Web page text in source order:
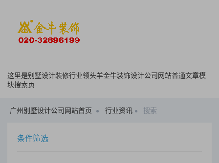
这里是别墅设计装修行业领头羊金牛装饰设计公司网站普通文章模
块搜索页
广州别墅设计公司网站首页 行业资讯 搜索
条件筛选